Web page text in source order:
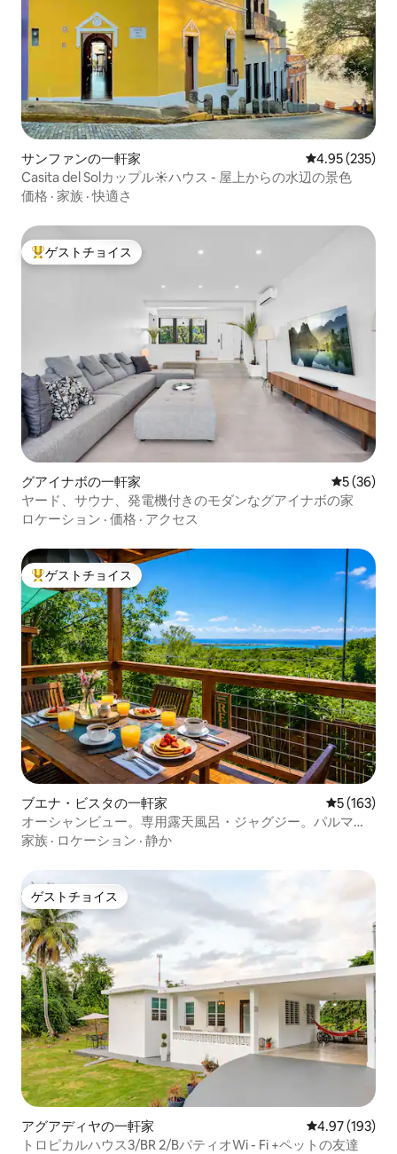
サンファンの一軒家 レビュー235
4.95 (235)
Casita del Solカップル☀️ハウス - 屋上からの水辺の景色
価格 · 家族 ·快適さ
大好評のゲストチョイスです。
ゲストチョイス
グアイナボの一軒家 レビュー
5 (36)
ヤード、サウナ、発電機付きのモダンなグアイナボの家
ロケーション · 価格 · アクセス
大好評のゲストチョイスです。
ゲストチョイス
ブエナ・ビスタの一軒家 レビュー
5 (163)
オーシャンビュー。専用露天風呂・ジャグジー。パルマ
ス・デル・マールの近く
家族 · ロケーション · 静か
ゲストチョイス
ゲストチョイス
アグアディヤの一軒家 レビュー193
4.97 (193)
トロピカルハウス3/BR 2/BパティオWi - Fi +ペットの友達